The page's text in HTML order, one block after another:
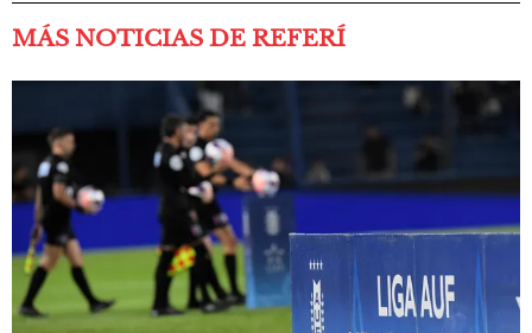
MÁS NOTICIAS DE REFERÍ